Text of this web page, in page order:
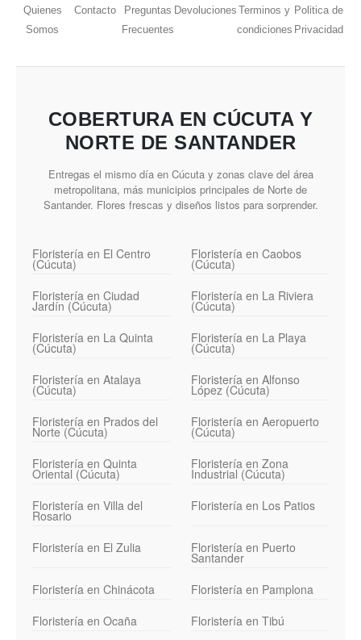
Quienes
Somos
Contacto
Preguntas
Frecuentes
Devoluciones Terminos y
condiciones
Politica de
Privacidad
COBERTURA EN CÚCUTA Y
NORTE DE SANTANDER
Entregas el mismo día en Cúcuta y zonas clave del área
metropolitana, más municipios principales de Norte de
Santander. Flores frescas y diseños listos para sorprender.
Floristería en El Centro
(Cúcuta)
Floristería en Caobos
(Cúcuta)
Floristería en Ciudad
Jardín (Cúcuta)
Floristería en La Riviera
(Cúcuta)
Floristería en La Quinta
(Cúcuta)
Floristería en La Playa
(Cúcuta)
Floristería en Atalaya
(Cúcuta)
Floristería en Alfonso
López (Cúcuta)
Floristería en Prados del
Norte (Cúcuta)
Floristería en Aeropuerto
(Cúcuta)
Floristería en Quinta
Oriental (Cúcuta)
Floristería en Zona
Industrial (Cúcuta)
Floristería en Villa del
Rosario
Floristería en Los Patios
Floristería en El Zulia Floristería en Puerto
Santander
Floristería en Chinácota
Floristería en Pamplona
Floristería en Ocaña
Floristería en Tibú